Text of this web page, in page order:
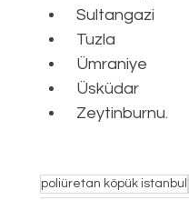
Sultangazi
Tuzla
Ümraniye
Üsküdar
Zeytinburnu.
poliüretan köpük istanbul